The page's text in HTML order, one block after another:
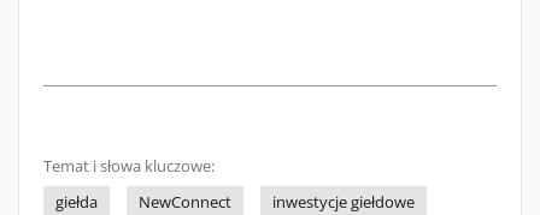
Temat i słowa kluczowe:
giełda
NewConnect inwestycje giełdowe